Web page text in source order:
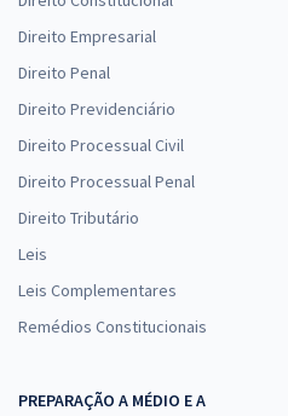
Direito Empresarial
Direito Penal
Direito Previdenciário
Direito Processual Civil
Direito Processual Penal
Direito Tributário
Leis
Leis Complementares
Remédios Constitucionais
PREPARAÇÃO A MÉDIO E A